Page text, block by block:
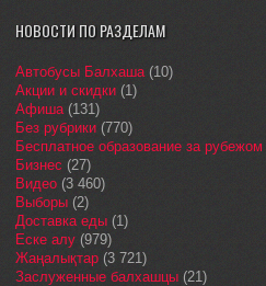
НОВОСТИ ПО РАЗДЕЛАМ
Автобусы Балхаша(10)
Акции и скидки (1)
Афиша(131)
Без рубрики (770)
Бесплатное образование за рубежом
Бизнес (27)
Видео (3 460)
Выборы (2)
Доставка еды (1)
Еске алу (979)
Жаңалықтар (3 721)
Заслуженные балхашцы (21)